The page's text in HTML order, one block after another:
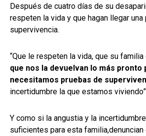
Después de cuatro días de su
respeten la vida y que hagan llegar una
supervivencia.
“Que le respeten la vida, que su
que nos la devuelvan lo más pronto
necesitamos pruebas de
incertidumbre la que estamos
Y como si la angustia y la
suficientes para esta familia,denuncian